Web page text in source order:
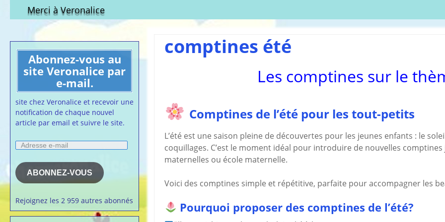
Qui est-elle ?
Adhésion demandes
S.M.I.C et Cotisations
Convention
Collective
calendrier des
Vaccination
Cartes de visites
nounou
Affiches de menu de
la semaine
Articles chez
Comptines à gestes
adultes
La
Les
Merci à Veronalice
Abonnez-vous au
site Veronalice par
e-mail.
site chez Veronalice et recevoir une
notification de chaque nouvel
article par email et suivre le site.
Adresse
mail
ABONNEZ-VOUS
Rejoignez les 2 959 autres abonnés
comptines été
Les comptines sur le
Comptines de l’été pour les tout-petits
L’été est une saison pleine de découvertes pour les jeunes enfants : le
coquillages. C’est le moment idéal pour introduire de nouvelles
maternelles ou école maternelle.
Voici des comptines simple et répétitive, parfaite pour accompagner les
Pourquoi proposer des comptines de l’été?